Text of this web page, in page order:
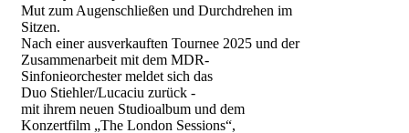
Mut zum Augenschließen und Durchdrehen im
Sitzen.
Nach einer ausverkauften Tournee 2025 und der
Zusammenarbeit mit dem MDR-
Sinfonieorchester meldet sich das
Duo Stiehler/Lucaciu zurück -
mit ihrem neuen Studioalbum und dem
Konzertfilm „The London Sessions“,